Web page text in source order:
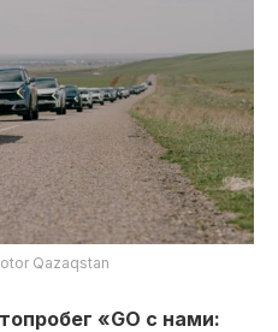
Qazaqstan
«GO с нами: